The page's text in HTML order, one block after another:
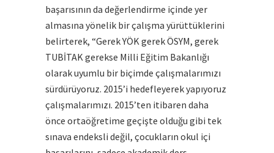
başarısının da değerlendirme içinde yer
almasına yönelik bir çalışma yürüttüklerini
belirterek, “Gerek YÖK gerek ÖSYM, gerek
TUBİTAK gerekse Milli Eğitim Bakanlığı
olarak uyumlu bir biçimde çalışmalarımızı
sürdürüyoruz. 2015’i hedefleyerek yapıyoruz
çalışmalarımızı. 2015’ten itibaren daha
önce ortaöğretime geçişte olduğu gibi tek
sınava endeksli değil, çocukların okul içi